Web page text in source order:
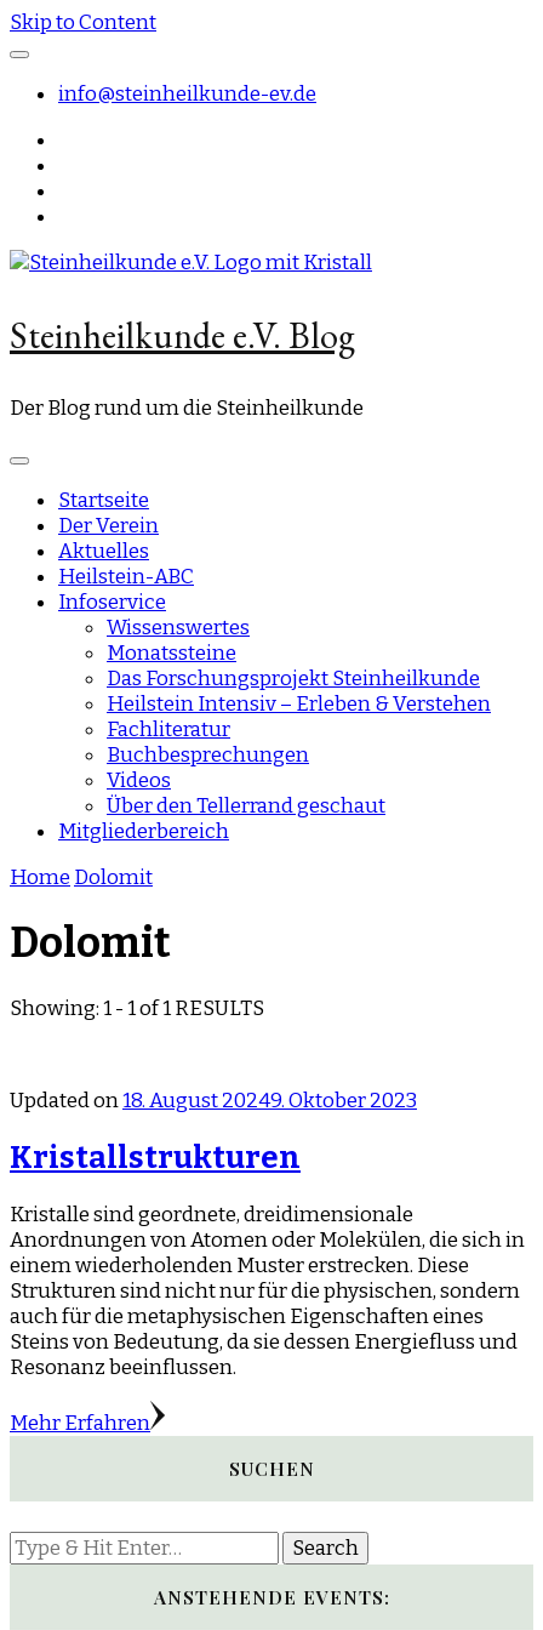
Skip to Content
info@steinheilkunde-ev.de
Steinheilkunde e.V. Blog
Der Blog rund um die Steinheilkunde
Startseite
Der Verein
Aktuelles
Heilstein-ABC
Infoservice
Wissenswertes
Monatssteine
Das Forschungsprojekt Steinheilkunde
Heilstein Intensiv – Erleben & Verstehen
Fachliteratur
Buchbesprechungen
Videos
Über den Tellerrand geschaut
Mitgliederbereich
Home Dolomit
Dolomit
Showing: 1 - 1 of 1 RESULTS
Updated on18. August 20249. Oktober 2023
Kristallstrukturen
Kristalle sind geordnete, dreidimensionale
Anordnungen von Atomen oder Molekülen, die sich in
einem wiederholenden Muster erstrecken. Diese
Strukturen sind nicht nur für die physischen, sondern
auch für die metaphysischen Eigenschaften eines
Steins von Bedeutung, da sie dessen Energiefluss und
Resonanz beeinflussen.
Mehr Erfahren
SUCHEN
Looking
for
ANSTEHENDE EVENTS: